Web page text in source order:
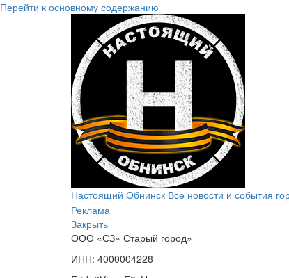
Перейти к основному содержанию
Настоящий Обнинск Все новости и события
Реклама
Закрыть
ООО «СЗ» Старый город»
ИНН: 4000004228